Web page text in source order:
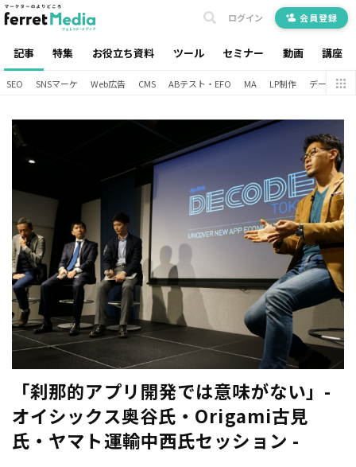
記事 特集 お役立ち資料 ツール セミナー 動画 講座
ログイン 会員登録
SEO SNSマーケ Web広告 CMS ABテスト・EFO MA LP制作 データ分析
「刹那的アプリ開発では意味がない」-
オイシックス奥谷氏・Origami古見
氏・ヤマト運輸中西氏セッション -